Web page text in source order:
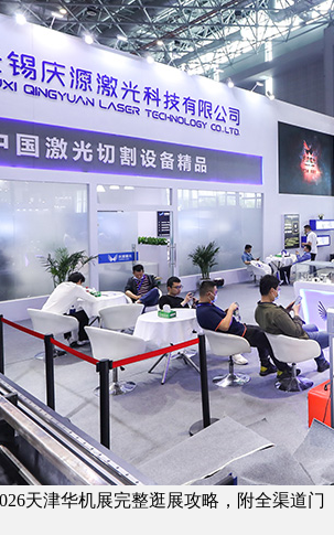
天津华机展完整逛展攻略，附全渠道门